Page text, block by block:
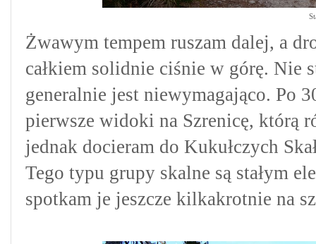
Żwawym tempem ruszam dalej, a
całkiem solidnie ciśnie w górę. Nie
generalnie jest niewymagająco. Po
pierwsze widoki na Szrenicę, którą
jednak docieram do Kukułczych
Tego typu grupy skalne są stałym
spotkam je jeszcze kilkakrotnie na